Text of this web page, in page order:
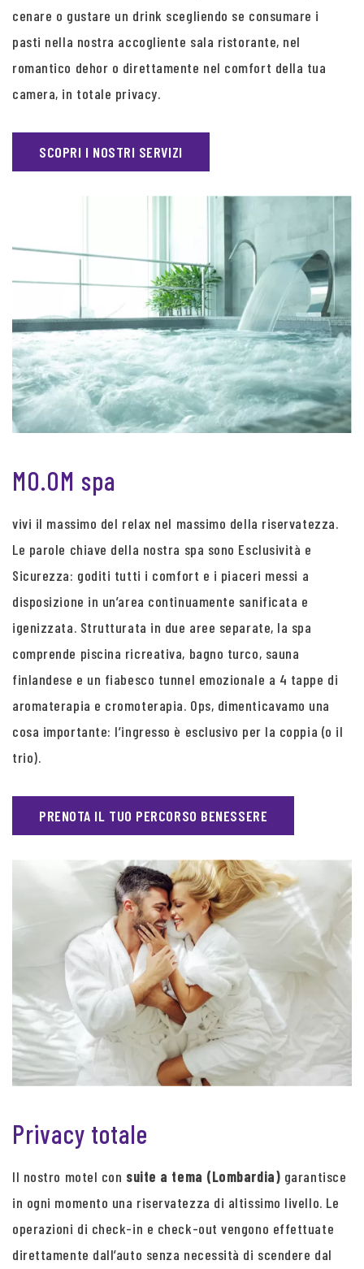
cenare o gustare un drink scegliendo se consumare i
pasti nella nostra accogliente sala ristorante, nel
romantico dehor o direttamente nel comfort della tua
camera, in totale privacy.
SCOPRI I NOSTRI SERVIZI
MO.OM spa
vivi il massimo del relax nel massimo della riservatezza.
Le parole chiave della nostra spa sono Esclusività e
Sicurezza: goditi tutti i comfort e i piaceri messi a
disposizione in un’area continuamente sanificata e
igenizzata. Strutturata in due aree separate, la spa
comprende piscina ricreativa, bagno turco, sauna
finlandese e un fiabesco tunnel emozionale a 4 tappe di
aromaterapia e cromoterapia. Ops, dimenticavamo una
cosa importante: l’ingresso è esclusivo per la coppia (o il
trio).
PRENOTA IL TUO PERCORSO BENESSERE
Privacy totale
Il nostro motel con suite a tema (Lombardia) garantisce
in ogni momento una riservatezza di altissimo livello. Le
operazioni di check-in e check-out vengono effettuate
direttamente dall’auto senza necessità di scendere dal